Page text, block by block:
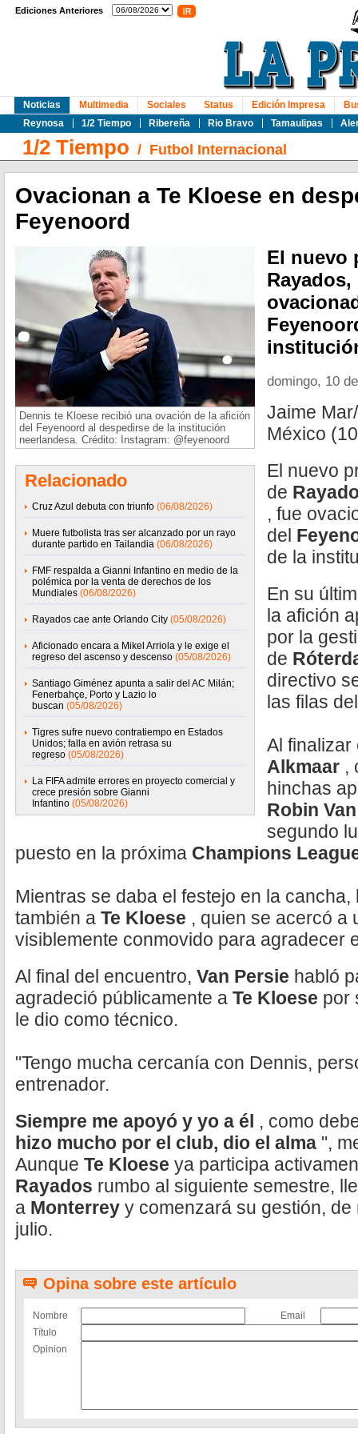
Ediciones Anteriores
Noticias
Reynosa
1/2 Tiempo Ribereña Rio Bravo Tamaulipas
Multimedia Sociales Status Edición Impresa
1/2 Tiempo / Futbol Internacional
Ovacionan a Te Kloese en
Feyenoord
Dennis te Kloese recibió una ovación de la afición
del Feyenoord al despedirse de la institución
neerlandesa. Crédito: Instagram: @feyenoord
Relacionado
Cruz Azul debuta con triunfo (06/08/2026)
Muere futbolista tras ser alcanzado por un rayo
durante partido en Tailandia (06/08/2026)
FMF respalda a Gianni Infantino en medio de la
polémica por la venta de derechos de los
Mundiales (06/08/2026)
Rayados cae ante Orlando City (05/08/2026)
Aficionado encara a Mikel Arriola y le exige el
regreso del ascenso y descenso (05/08/2026)
Santiago Giménez apunta a salir del AC Milán;
Fenerbahçe, Porto y Lazio lo
buscan (05/08/2026)
Tigres sufre nuevo contratiempo en Estados
Unidos; falla en avión retrasa su
regreso (05/08/2026)
La FIFA admite errores en proyecto comercial y
crece presión sobre Gianni
Infantino (05/08/2026)
El nuevo
domingo, 10
Jaime
México
El nuevo
de
, fue
del
de la
En su
la afición
por la
de
directivo
las filas
Al finalizar
Alkmaar ,
hinchas
Robin
segundo
puesto en la próxima Champions
Mientras se daba el festejo en la
también a Te Kloese , quien se acercó a
visiblemente conmovido para agradecer
Al final del encuentro, Van Persie habló
agradeció públicamente a Te Kloese por
le dio como técnico.
"Tengo mucha cercanía con Dennis,
entrenador.
Siempre me apoyó y yo a él , como
hizo mucho por el club, dio el alma ",
Aunque Te Kloese ya participa
Rayados rumbo al siguiente semestre,
a Monterrey y comenzará su gestión,
julio.
Opina sobre este artículo
Nombre
Email
Título
Opinion